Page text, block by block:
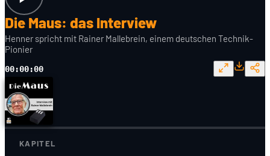
Die Maus: das Interview
Henner spricht mit Rainer Mallebrein, einem deutschen Technik-
Pionier
00:00:00
KAPITEL